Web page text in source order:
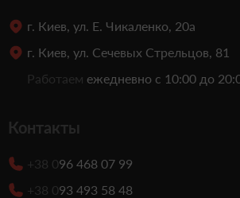
г. Киев, ул. Е. Чикаленко, 20а
г. Киев, ул. Сечевых Стрельцов, 81
Работаем ежедневно с 10:00 до
Контакты
+38 096 468 07 99
+38 093 493 58 48